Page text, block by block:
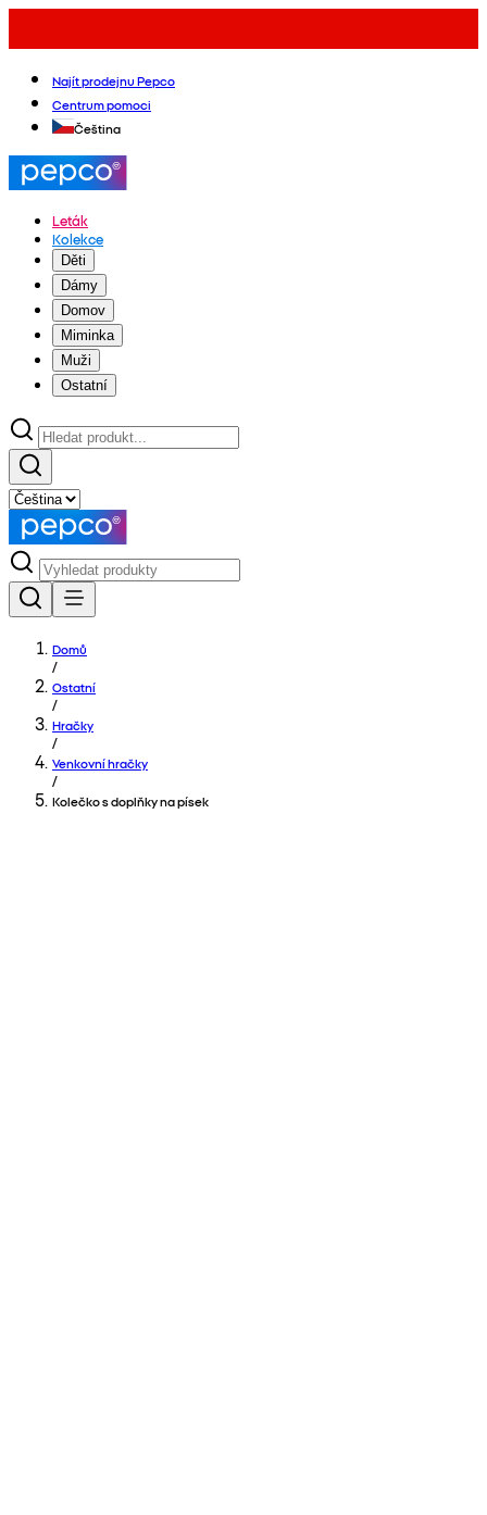
Najít prodejnu Pepco
Centrum pomoci
Čeština
Leták
Kolekce
Děti
Dámy
Domov
Miminka
Muži
Ostatní
Domů
/
Ostatní
/
Hračky
/
Venkovní hračky
/
Kolečko s doplňky na písek